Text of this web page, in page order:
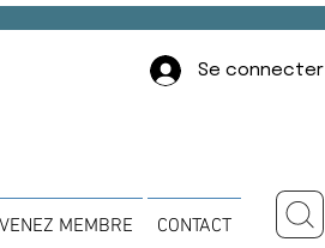
MEMBRE CONTACT
Se connecter